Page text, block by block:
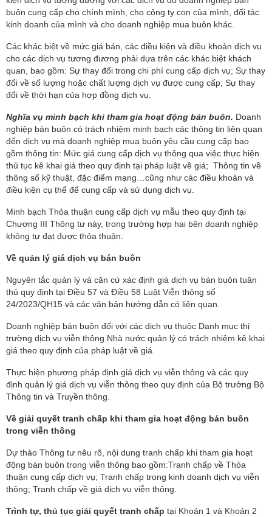
buôn cung cấp cho chính mình, cho công ty con của mình, đối tác
kinh doanh của mình và cho doanh nghiệp mua buôn khác.
Các khác biệt về mức giá bán, các điều kiện và điều khoản dịch vụ
cho các dịch vụ tương đương phải dựa trên các khác biệt khách
quan, bao gồm: Sự thay đổi trong chi phí cung cấp dịch vụ; Sự thay
đổi về số lượng hoặc chất lượng dịch vụ được cung cấp; Sự thay
đổi về thời hạn của hợp đồng dịch vụ.
Nghĩa vụ minh bạch khi tham gia hoạt động bán buôn. Doanh
nghiệp bán buôn có trách nhiệm minh bạch các thông tin liên quan
đến dịch vụ mà doanh nghiệp mua buôn yêu cầu cung cấp bao
gồm thông tin: Mức giá cung cấp dịch vụ thông qua việc thực hiện
thủ tục kê khai giá theo quy định tại pháp luật về giá; Thông tin về
thông số kỹ thuật, đặc điểm mạng…cũng như các điều khoản và
điều kiện cụ thể để cung cấp và sử dụng dịch vụ.
Minh bạch Thỏa thuận cung cấp dịch vụ mẫu theo quy định tại
Chương III Thông tư này, trong trường hợp hai bên doanh nghiệp
không tự đạt được thỏa thuận.
Về quản lý giá dịch vụ bán buôn
Nguyên tắc quản lý và căn cứ xác định giá dịch vụ bán buôn tuân
thủ quy định tại Điều 57 và Điều 58 Luật Viễn thông số
24/2023/QH15 và các văn bản hướng dẫn có liên quan.
Doanh nghiệp bán buôn đối với các dịch vụ thuộc Danh mục thị
trường dịch vụ viễn thông Nhà nước quản lý có trách nhiệm kê khai
giá theo quy định của pháp luật về giá.
Thực hiện phương pháp định giá dịch vụ viễn thông và các quy
định quản lý giá dịch vụ viễn thông theo quy định của Bộ trưởng Bộ
Thông tin và Truyền thông.
Về giải quyết tranh chấp khi tham gia hoạt động bán buôn
trong viễn thông
Dự thảo Thông tư nêu rõ, nội dung tranh chấp khi tham gia hoạt
động bán buôn trong viễn thông bao gồm:Tranh chấp về Thỏa
thuận cung cấp dịch vụ; Tranh chấp trong kinh doanh dịch vụ viễn
thông; Tranh chấp về giá dịch vụ viễn thông.
Trình tự, thủ tục giải quyết tranh chấp tại Khoản 1 và Khoản 2